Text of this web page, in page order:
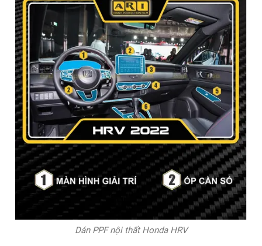
Dán PPF nội thất Honda HRV